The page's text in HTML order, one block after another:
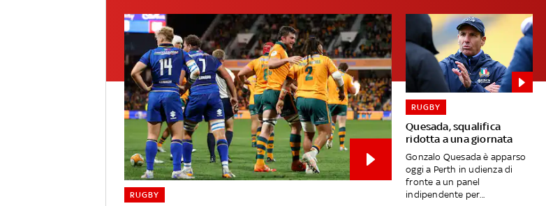
RUGBY
Quesada, squalifica
ridotta a una giornata
RUGBY
Gonzalo Quesada è apparso
oggi a Perth in udienza di
fronte a un panel
indipendente per...